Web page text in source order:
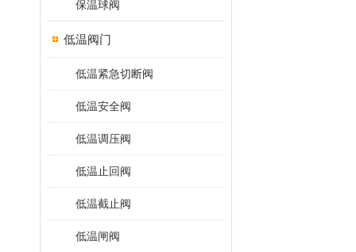
保温球阀
低温阀门
低温紧急切断阀
低温安全阀
低温调压阀
低温止回阀
低温截止阀
低温闸阀